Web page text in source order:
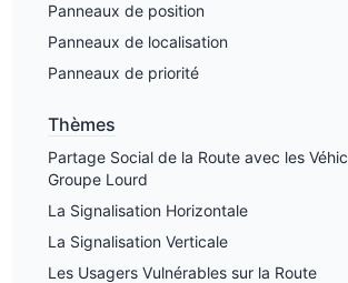
Panneaux de position
Panneaux de localisation
Panneaux de priorité
Thèmes
Partage Social de la Route avec les
Groupe Lourd
La Signalisation Horizontale
La Signalisation Verticale
Les Usagers Vulnérables sur la Route